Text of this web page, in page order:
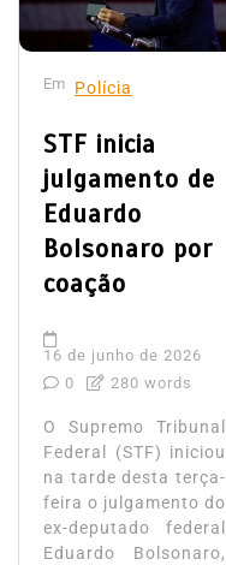
Em Polícia
STF inicia
julgamento de
Eduardo
Bolsonaro por
coação
16 de junho de 2026
0
280 words
O Supremo Tribunal
Federal (STF) iniciou
na tarde desta terça-
feira o julgamento do
ex-deputado federal
Eduardo Bolsonaro,